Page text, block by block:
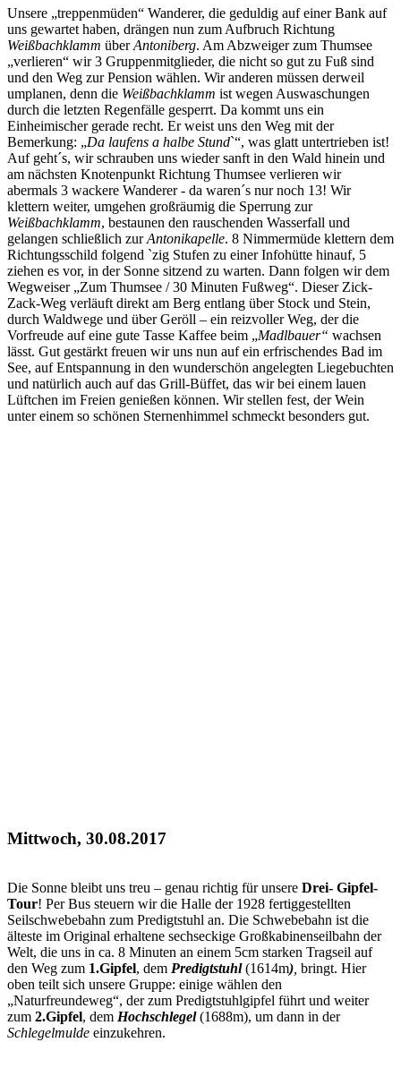
Unsere „treppenmüden“ Wanderer, die geduldig auf einer Bank auf
uns gewartet haben, drängen nun zum Aufbruch Richtung
Weißbachklamm überAntoniberg. Am Abzweiger zum Thumsee
„verlieren“ wir 3 Gruppenmitglieder, die nicht so gut zu Fuß sind
und den Weg zur Pension wählen. Wir anderen müssen derweil
umplanen, denn die Weißbachklamm ist wegen Auswaschungen
durch die letzten Regenfälle gesperrt. Da kommt uns ein
Einheimischer gerade recht. Er weist uns den Weg mit der
Bemerkung: „Da laufens a halbe Stund`“, was glatt untertrieben ist!
Auf geht´s, wir schrauben uns wieder sanft in den Wald hinein und
am nächsten Knotenpunkt Richtung Thumsee verlieren wir
abermals 3 wackere Wanderer - da waren´s nur noch 13! Wir
klettern weiter, umgehen großräumig die Sperrung zur
Weißbachklamm, bestaunen den rauschenden Wasserfall und
gelangen schließlich zurAntonikapelle. 8 Nimmermüde klettern dem
Richtungsschild folgend `zig Stufen zu einer Infohütte hinauf, 5
ziehen es vor, in der Sonne sitzend zu warten. Dann folgen wir dem
Wegweiser „Zum Thumsee / 30 Minuten Fußweg“. Dieser Zick-
Zack-Weg verläuft direkt am Berg entlang über Stock und Stein,
durch Waldwege und über Geröll – ein reizvoller Weg, der die
Vorfreude auf eine gute Tasse Kaffee beim „Madlbauer“ wachsen
lässt. Gut gestärkt freuen wir uns nun auf ein erfrischendes Bad im
See, auf Entspannung in den wunderschön angelegten Liegebuchten
und natürlich auch auf das Grill-Büffet, das wir bei einem lauen
Lüftchen im Freien genießen können. Wir stellen fest, der Wein
unter einem so schönen Sternenhimmel schmeckt besonders gut.
Mittwoch, 30.08.2017
Die Sonne bleibt uns treu – genau richtig für unsere Drei- Gipfel-
Tour! Per Bus steuern wir die Halle der 1928 fertiggestellten
Seilschwebebahn zum Predigtstuhl an. Die Schwebebahn ist die
älteste im Original erhaltene sechseckige Großkabinenseilbahn der
Welt, die uns in ca. 8 Minuten an einem 5cm starken Tragseil auf
den Weg zum 1.Gipfel, dem Predigtstuhl(1614m) bringt. Hier
oben teilt sich unsere Gruppe: einige wählen den
„Naturfreundeweg“, der zum Predigtstuhlgipfel führt und weiter
zum 2.Gipfel, dem Hochschlegel(1688m), um dann in der
Schlegelmulde einzukehren.